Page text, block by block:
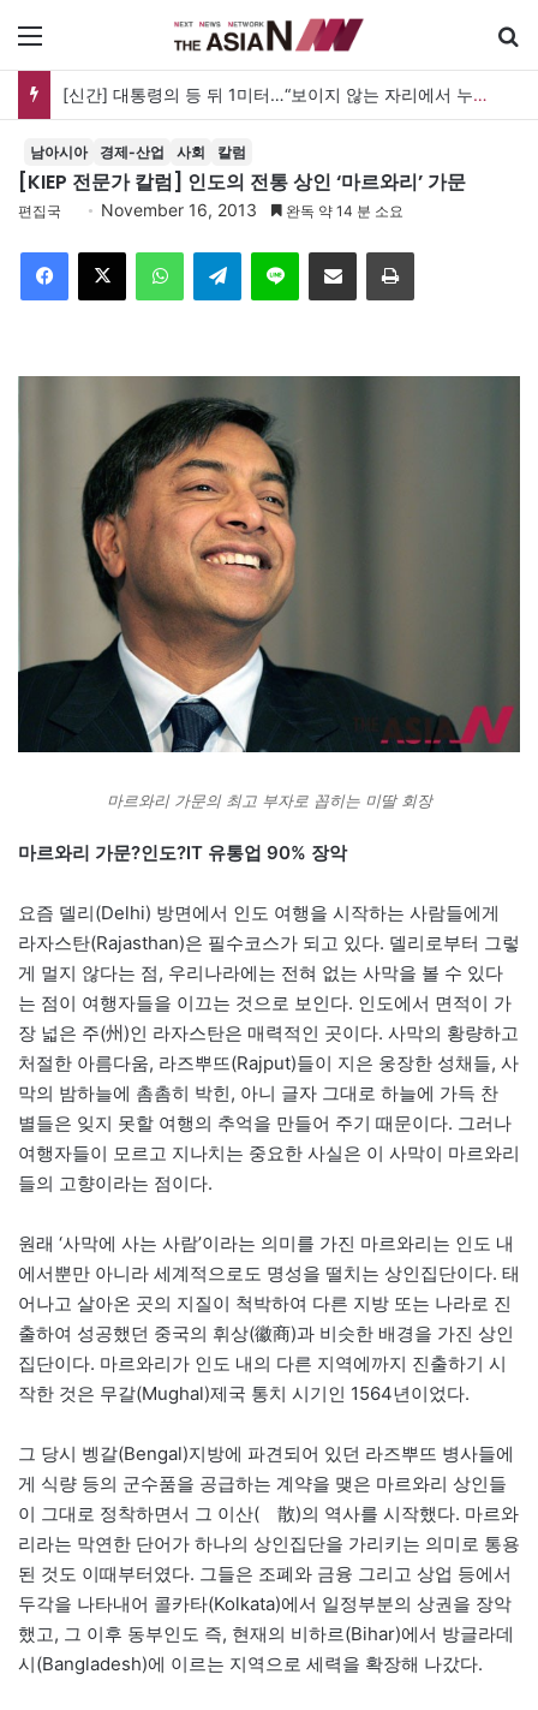
[신간] 대통령의 등 뒤 1미터…“보이지 않는 자리에서 누구를 지킨다는 것”
남아시아 경제-산업 사회 칼럼
[KIEP 전문가 칼럼] 인도의 전통 상인 ‘마르와리’ 가문
편집국 November 16, 2013 완독 약 14 분 소요
Telegram 이메일
마르와리 가문의 최고 부자로 꼽히는 미딸 회장
마르와리 가문?인도?IT 유통업 90% 장악
요즘 델리(Delhi) 방면에서 인도 여행을 시작하는 사람들에게
라자스탄(Rajasthan)은 필수코스가 되고 있다. 델리로부터 그렇
게 멀지 않다는 점, 우리나라에는 전혀 없는 사막을 볼 수 있다
는 점이 여행자들을 이끄는 것으로 보인다. 인도에서 면적이 가
장 넓은 주(州)인 라자스탄은 매력적인 곳이다. 사막의 황량하고
처절한 아름다움, 라즈뿌뜨(Rajput)들이 지은 웅장한 성채들, 사
막의 밤하늘에 촘촘히 박힌, 아니 글자 그대로 하늘에 가득 찬
별들은 잊지 못할 여행의 추억을 만들어 주기 때문이다. 그러나
여행자들이 모르고 지나치는 중요한 사실은 이 사막이 마르와리
들의 고향이라는 점이다.
원래 ‘사막에 사는 사람’이라는 의미를 가진 마르와리는 인도 내
에서뿐만 아니라 세계적으로도 명성을 떨치는 상인집단이다. 태
어나고 살아온 곳의 지질이 척박하여 다른 지방 또는 나라로 진
출하여 성공했던 중국의 휘상(徽商)과 비슷한 배경을 가진 상인
집단이다. 마르와리가 인도 내의 다른 지역에까지 진출하기 시
작한 것은 무갈(Mughal)제국 통치 시기인 1564년이었다.
그 당시 벵갈(Bengal)지방에 파견되어 있던 라즈뿌뜨 병사들에
게 식량 등의 군수품을 공급하는 계약을 맺은 마르와리 상인들
이 그대로 정착하면서 그 이산(離散)의 역사를 시작했다. 마르와
리라는 막연한 단어가 하나의 상인집단을 가리키는 의미로 통용
된 것도 이때부터였다. 그들은 조폐와 금융 그리고 상업 등에서
두각을 나타내어 콜카타(Kolkata)에서 일정부분의 상권을 장악
했고, 그 이후 동부인도 즉, 현재의 비하르(Bihar)에서 방글라데
시(Bangladesh)에 이르는 지역으로 세력을 확장해 나갔다.